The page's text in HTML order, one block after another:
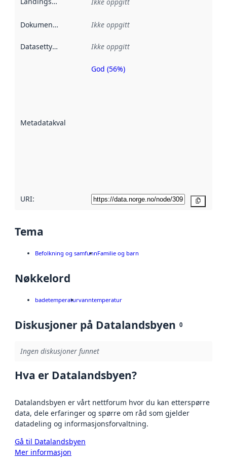
Dokumentasjon Ikke oppgitt
Datasettype Ikke oppgitt
Metadatakvalitet
Metadatakvalitet
God (56%)
URI:
Tema
Befolkning og samfunnFamilie og barn
Nøkkelord
badetemperaturvanntemperatur
Diskusjoner på Datalandsbyen 0
Ingen diskusjoner funnet
Hva er Datalandsbyen?
Datalandsbyen er vårt nettforum hvor du kan etterspørre
data, dele erfaringer og spørre om råd som gjelder
datadeling og informasjonsforvaltning.
Gå til Datalandsbyen
Mer informasjon